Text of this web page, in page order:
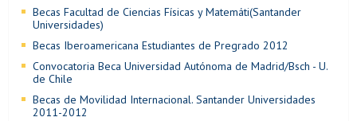
Becas Facultad de Ciencias Físicas y Matemáti(Santander
Universidades)
Becas Iberoamericana Estudiantes de Pregrado 2012
Convocatoria Beca Universidad Autónoma de Madrid/Bsch - U.
de Chile
Becas de Movilidad Internacional. Santander Universidades
2011-2012